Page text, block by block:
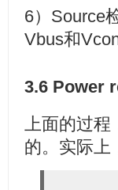
6）Source
Vbus和
3.6 Power
上面的过
的。实际上